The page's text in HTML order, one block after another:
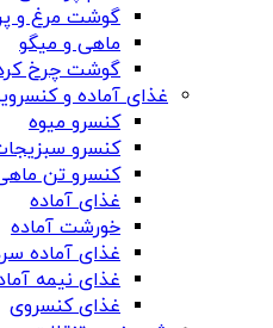
گوشت مرغ و
ماهی و میگو
گوشت چرخ
غذای آماده و
کنسرو میوه
کنسرو
کنسرو تن
غذای آماده
خورشت آماده
غذای آماده
غذای نیمه
غذای کنسروی